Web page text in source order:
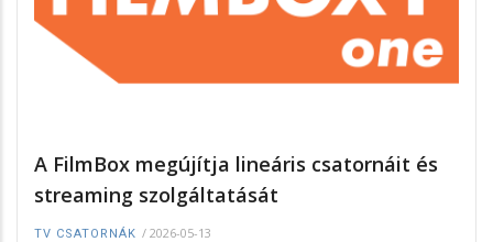
A FilmBox megújítja lineáris csatornáit és
streaming szolgáltatását
TV CSATORNÁK / 2026-05-13